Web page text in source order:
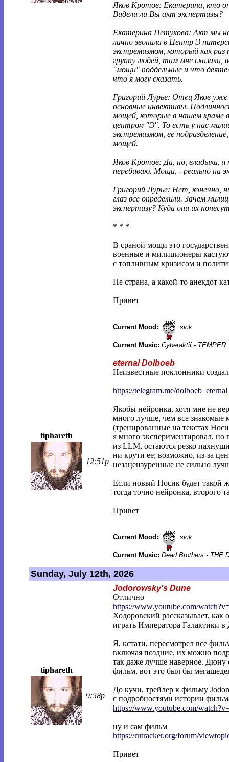
Яков Кротов: Екатерина, кто
Видели ли Вы акт экспертизы?
Екатерина Петухова: Акт мы
лично звонила в Центр Э
экстремизмом, который как раз
группу людей, там мне сказали,
"мощи" поддельные и что
что я могу сказать.
Григорий Лурье: Отец Яков
основные инвективы.
мощей, которые в нашем храме
центром "Э". То есть у нас
экстремизмом, ее
мощей.
Яков Кротов: Да, но, владыка,
перебиваю. Мощи, - реально на
Григорий Лурье: Нет, конечно,
глаз все определили. Зачем
экспертизу? Куда они их
* * *
В сраной мощи это
военные и милиционеры
с топливным кризисом и
Не страна, а какой-то анекдот
Привет
Current Mood: sick
Current Music: Cyberaktif - TEMPER
tiphareth
12:51p
eternal Dolboeb
Неизвестные поклонники
https://telegram.me/dolboeb_eternal
Якобы нейронка, хотя мне не
много лучше, чем все знакомые
(тренированные на текстах
я много экспериментировал,
из LLM, остаются резко
ни крути ее; возможно, из-за
незацензуренные не сильно
Если новый Носик будет такой
тогда точно нейронка, второго
Привет
Current Mood: sick
Current Music: Dead Brothers - THE
Sunday, July 12th, 2026
tiphareth
9:58p
Jodorowsky's Dune
Отлично
https://www.youtube.com/
Ходоровский рассказывает, как
играть Императора Галактики
Я, кстати, пересмотрел все
включая поздние, их можно
так даже лучше наверное. Дюну
фильм, вот это был бы
До кучи, трейлер к фильму
с подробностями истории
https://www.youtube.com/
ну и сам фильм
https://rutracker.org/forum/
Привет